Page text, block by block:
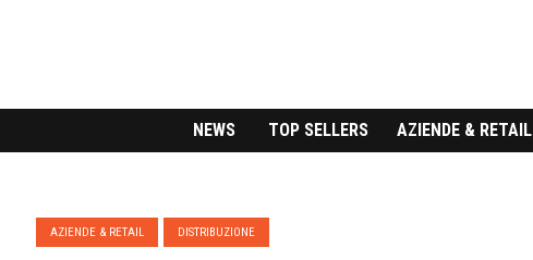
NEWS TOP SELLERS AZIENDE & RETAIL
AZIENDE & RETAIL DISTRIBUZIONE